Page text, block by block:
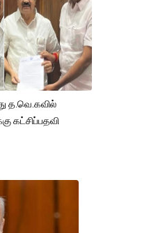
த.வெ.கவில்
கட்சிப்பதவி